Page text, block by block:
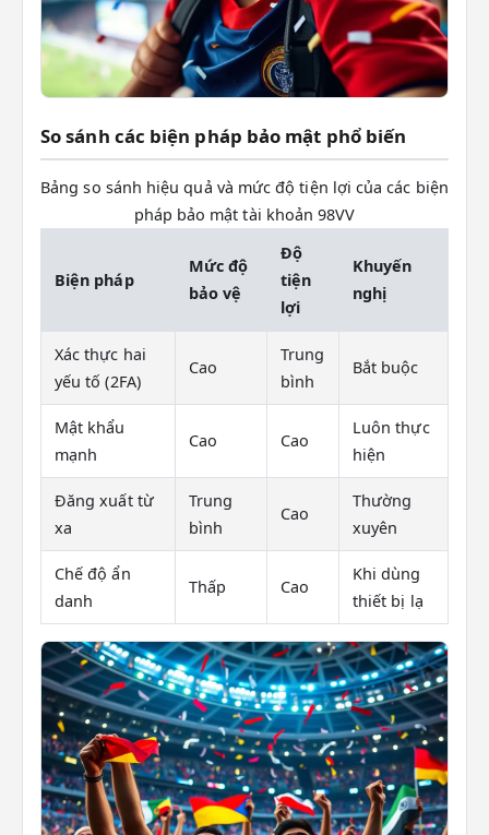
So sánh các biện pháp bảo mật phổ biến
Bảng so sánh hiệu quả và mức độ tiện lợi của các biện
pháp bảo mật tài khoản 98VV
Biện pháp
Mức độ
bảo vệ
Độ
tiện
lợi
Khuyến
nghị
Xác thực hai
yếu tố (2FA)
Cao
Trung
bình
Bắt buộc
Mật khẩu
mạnh
Cao Cao
Luôn thực
hiện
Đăng xuất từ
xa
Trung
bình
Cao
Thường
xuyên
Chế độ ẩn
danh
Thấp Cao
Khi dùng
thiết bị lạ